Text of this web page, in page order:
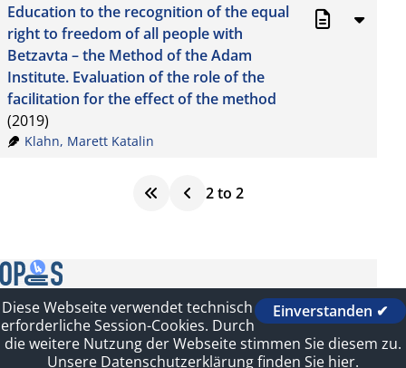
CSV
XML
20
Education to the recognition of the equal
right to freedom of all people with
Betzavta – the Method of the Adam
Institute. Evaluation of the role of the
facilitation for the effect of the method
(2019)
Klahn, Marett Katalin
2to 2
Contact
Imprint
Sitelinks
Einverstanden ✔
Diese Webseite verwendet technisch
erforderliche Session-Cookies. Durch
die weitere Nutzung der Webseite stimmen Sie diesem zu.
Unsere Datenschutzerklärung finden Sie hier.